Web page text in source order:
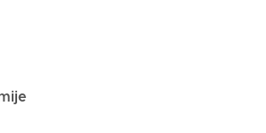
Stopite v stik z mano in
izboljševati!